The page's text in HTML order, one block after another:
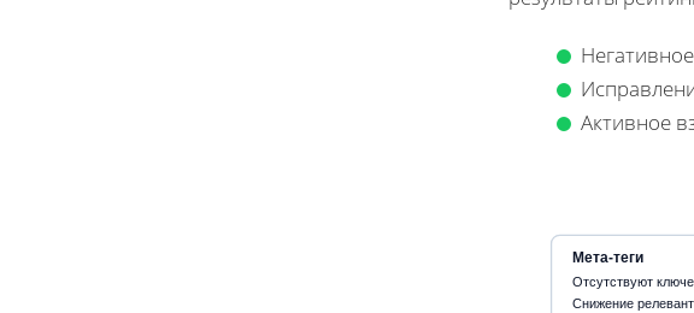
Активное
Мета‑теги
Отсутствуют
Снижение